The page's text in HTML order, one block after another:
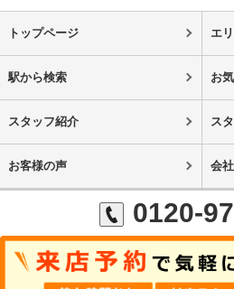
トップページ エ
駅から検索 お
スタッフ紹介 ス
お客様の声 会
0120-